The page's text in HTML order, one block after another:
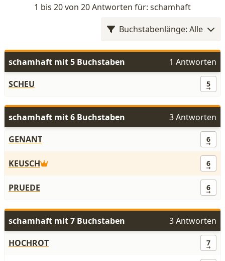
1 bis 20 von 20 Antworten für: schamhaft
Buchstabenlänge: Alle
schamhaft mit 5 Buchstaben
1 Antworten
SCHEU
5
schamhaft mit 6 Buchstaben
3 Antworten
GENANT
6
KEUSCH 6
PRUEDE 6
schamhaft mit 7 Buchstaben
3 Antworten
HOCHROT
7